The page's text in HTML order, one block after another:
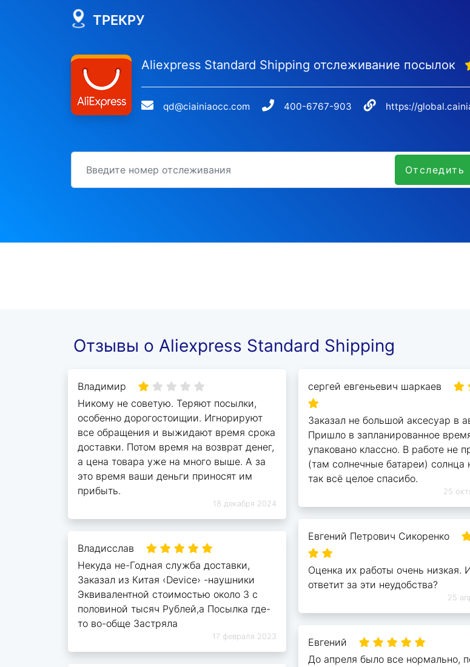
ТРЕКРУ
Aliexpress Standard Shipping отслеживание посылок
qd@ciainiaocc.com 400-6767-903 https://
Отследить
Отзывы о Aliexpress Standard Shipping
Владимир
Никому не советую. Теряют посылки,
особенно дорогостоищии. Игнорируют
все обращения и выжидают время срока
доставки. Потом время на возврат денег,
а цена товара уже на много выше. А за
это время ваши деньги приносят им
прибыть.
18 декабря 2024
Владисслав
Некуда не-Годная служба доставки,
Заказал из Китая ‹Device› -наушники
Эквивалентной стоимостью около 3 с
половиной тысяч Рублей,а Посылка где-
то во-обще Застряла
17 февраля 2023
сергей евгеньевич шаркаев
Заказал не большой аксесуар в
Пришло в запланированное
упаковано классно. В работе не
(там солнечные батареи) солнца
так всё целое спасибо.
25
Евгений Петрович Сикоренко
Оценка их работы очень низкая.
ответит за эти неудобства?
25
Евгений
До апреля было все нормально,